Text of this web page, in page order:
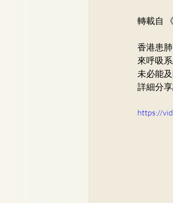
李崇
兒科專科
轉載自 《
香港患
來呼吸
未必能
詳細分
https://